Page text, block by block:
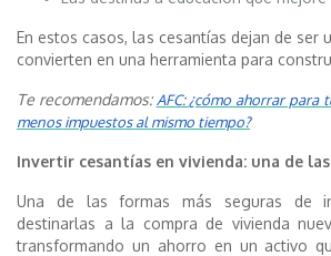
En estos casos, las cesantías dejan de ser
convierten en una herramienta para
Te recomendamos:AFC: ¿cómo ahorrar para
menos impuestos al mismo tiempo?
Invertir cesantías en vivienda: una de
Una de las formas más seguras de
destinarlas a la compra de vivienda
transformando un ahorro en un activo